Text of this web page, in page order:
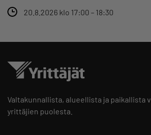
20.8.2026 klo 17:00 – 18:30
Valtakunnallista, alueellista ja paikallista
yrittäjien puolesta.